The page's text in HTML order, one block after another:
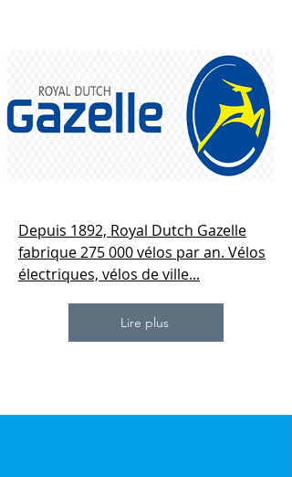
Depuis 1892, Royal Dutch Gazelle
fabrique 275 000 vélos par an. Vélos
électriques, vélos de ville...
Lire plus